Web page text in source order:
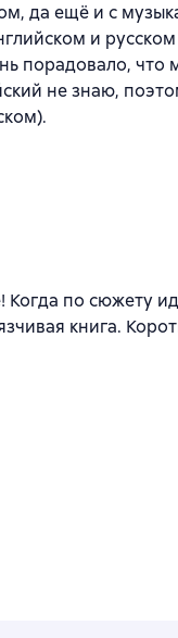
да ещё и с
и русском
порадовало, что
не знаю,
по сюжету
книга.